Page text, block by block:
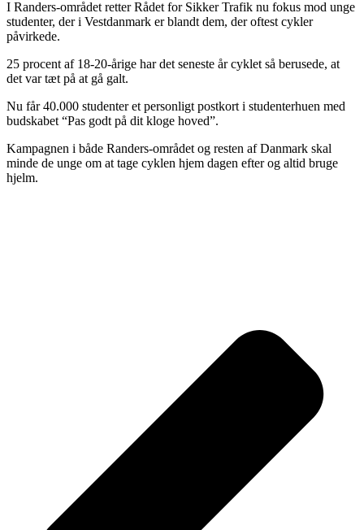
I Randers-området retter Rådet for Sikker Trafik nu fokus mod unge
studenter, der i Vestdanmark er blandt dem, der oftest cykler
påvirkede.
25 procent af 18-20-årige har det seneste år cyklet så berusede, at
det var tæt på at gå galt.
Nu får 40.000 studenter et personligt postkort i studenterhuen med
budskabet “Pas godt på dit kloge hoved”.
Kampagnen i både Randers-området og resten af Danmark skal
minde de unge om at tage cyklen hjem dagen efter og altid bruge
hjelm.